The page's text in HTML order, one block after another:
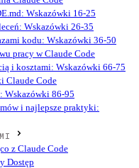
Wskazówki 16-25
Wskazówki 26-35
kodu: Wskazówki 36-50
pracy w Claude Code
i kosztami: Wskazówki 66-75
Claude Code
Wskazówki 86-95
i najlepsze praktyki:
z Claude Code
Dostęp